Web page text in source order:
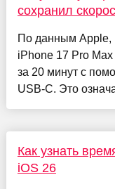
сохранил
По данным Apple,
iPhone 17 Pro
за 20 минут с
USB-C. Это
Как узнать
iOS 26